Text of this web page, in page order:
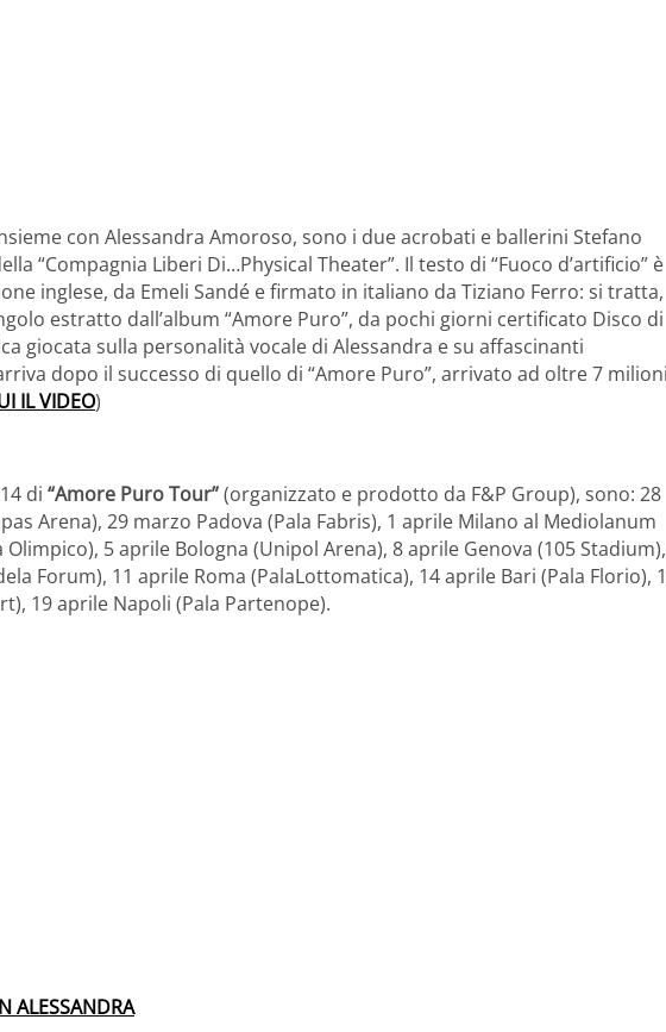
con Alessandra Amoroso, sono i due acrobati e ballerini Stefano
“Compagnia Liberi Di…Physical Theater”. Il testo di “Fuoco d’artificio” è
inglese, da Emeli Sandé e firmato in italiano da Tiziano Ferro: si tratta,
estratto dall’album “Amore Puro”, da pochi giorni certificato Disco di
giocata sulla personalità vocale di Alessandra e su affascinanti
dopo il successo di quello di “Amore Puro”, arrivato ad oltre 7
IL VIDEO)
di “Amore Puro Tour”(organizzato e prodotto da F&P Group), sono: 28
Arena), 29 marzo Padova (Pala Fabris), 1 aprile Milano al Mediolanum
5 aprile Bologna (Unipol Arena), 8 aprile Genova (105
Forum), 11 aprile Roma (PalaLottomatica), 14 aprile Bari (Pala Florio),
19 aprile Napoli (Pala Partenope).
ALESSANDRA